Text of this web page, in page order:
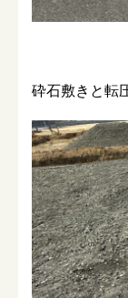
砕石敷きと転